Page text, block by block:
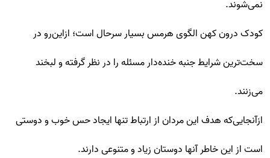
نمی‌شوند.
کودک درون کهن الگوی هرمس بسیار سرحال است؛ ازاین‌رو در
سخت‌ترین شرایط جنبه خنده‌دار مسئله را در نظر گرفته و لبخند
می‌زنند.
ازآنجایی‌که هدف این مردان از ارتباط تنها ایجاد حس خوب و دوستی
است از این خاطر آنها دوستان زیاد و متنوعی دارند.